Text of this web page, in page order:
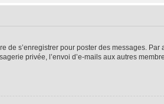
s’enregistrer pour poster des messages. Par
privée, l’envoi d’e-mails aux autres